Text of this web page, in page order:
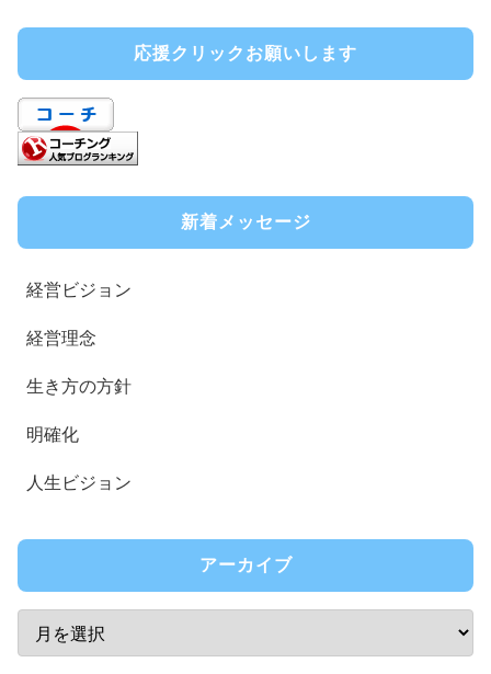
応援クリックお願いします
新着メッセージ
経営ビジョン
経営理念
生き方の方針
明確化
人生ビジョン
アーカイブ